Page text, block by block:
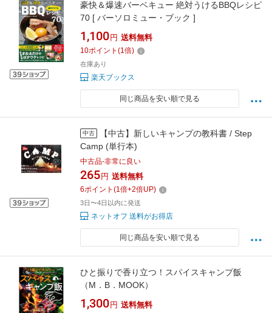
豪快＆爆速バーベキュー 絶対うけるBBQレシピ
70 [ バーソロミュー・ブック ]
1,100 円 送料無料
10ポイント (1倍)
在庫あり
楽天ブックス
同じ商品を安い順で見る
中古
【中古】新しいキャンプの教科書 / Step
Camp (単行本)
中古品-非常に良い
265 円 送料無料
6ポイント (1倍+2倍UP)
3日〜4日以内に発送
ネットオフ 送料がお得店
同じ商品を安い順で見る
ひと振りで香り立つ！スパイスキャンプ飯
（M．B．MOOK）
1,300 円 送料無料